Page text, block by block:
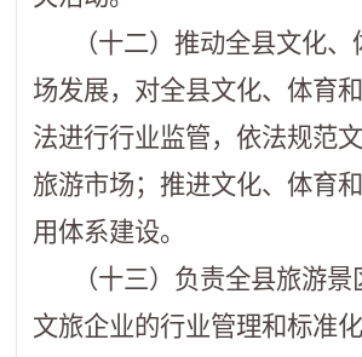
（十二）推动全县文化、
场发展，对全县文化、体育
法进行行业监管，依法规范
旅游市场；推进文化、体育
用体系建设。
（十三）负责全县旅游景
文旅企业的行业管理和标准化